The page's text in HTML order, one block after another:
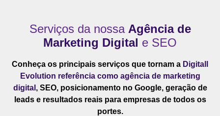
Serviços da nossa Agência de
Marketing Digital e SEO
Conheça os principais serviços que tornam a Digitall
Evolution referência como agência de marketing
digital , SEO, posicionamento no Google, geração de
leads e resultados reais para empresas de todos os
portes.